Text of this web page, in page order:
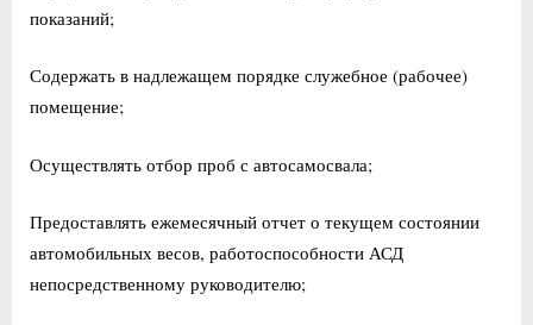
показаний;
Содержать в надлежащем порядке служебное (рабочее)
помещение;
Осуществлять отбор проб с автосамосвала;
Предоставлять ежемесячный отчет о текущем состоянии
автомобильных весов, работоспособности АСД
непосредственному руководителю;